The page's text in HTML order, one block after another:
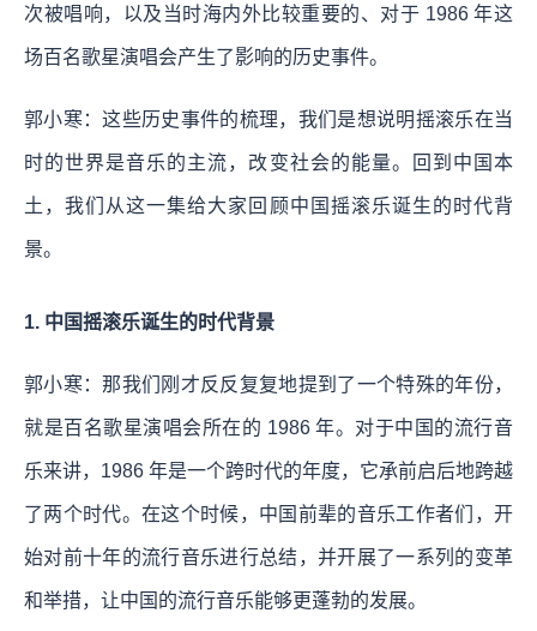
次被唱响，以及当时海内外比较重要的、对于 1986 年这
场百名歌星演唱会产生了影响的历史事件。
郭小寒：这些历史事件的梳理，我们是想说明摇滚乐在当
时的世界是音乐的主流，改变社会的能量。回到中国本
土，我们从这一集给大家回顾中国摇滚乐诞生的时代背
景。
1. 中国摇滚乐诞生的时代背景
郭小寒：那我们刚才反反复复地提到了一个特殊的年份，
就是百名歌星演唱会所在的 1986 年。对于中国的流行音
乐来讲，1986 年是一个跨时代的年度，它承前启后地跨越
了两个时代。在这个时候，中国前辈的音乐工作者们，开
始对前十年的流行音乐进行总结，并开展了一系列的变革
和举措，让中国的流行音乐能够更蓬勃的发展。